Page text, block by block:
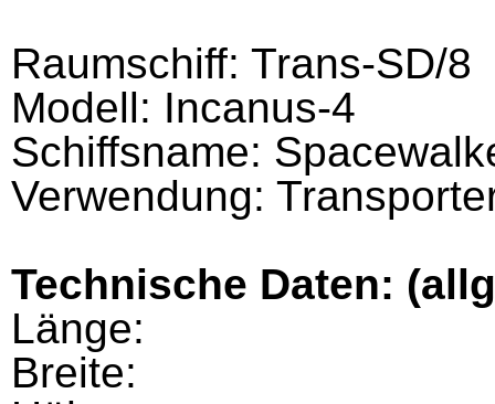
Raumschiff: Trans-SD/8
Modell: Incanus-4
Schiffsname:
Verwendung:
Technische Daten:
Länge:
Breite: